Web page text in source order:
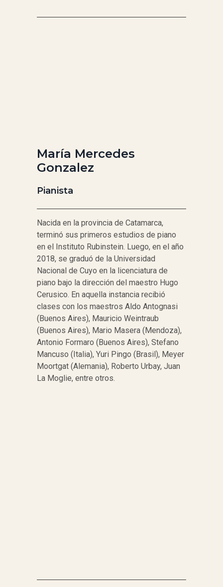
María Mercedes
Gonzalez
Pianista
Nacida en la provincia de Catamarca,
terminó sus primeros estudios de piano
en el Instituto Rubinstein. Luego, en el año
2018, se graduó de la Universidad
Nacional de Cuyo en la licenciatura de
piano bajo la dirección del maestro Hugo
Cerusico. En aquella instancia recibió
clases con los maestros Aldo Antognasi
(Buenos Aires), Mauricio Weintraub
(Buenos Aires), Mario Masera (Mendoza),
Antonio Formaro (Buenos Aires), Stefano
Mancuso (Italia), Yuri Pingo (Brasil), Meyer
Moortgat (Alemania), Roberto Urbay, Juan
La Moglie, entre otros.